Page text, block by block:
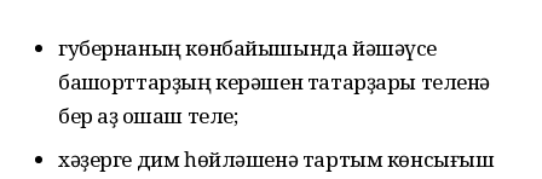
губернаның көнбайышында йәшәүсе
башҡорттарҙың керәшен татарҙары теленә
бер аҙ оҡшаш теле;
хәҙерге дим һөйләшенә тартым көнсығыш